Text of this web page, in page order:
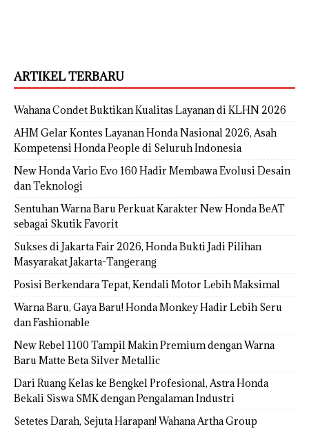
ARTIKEL TERBARU
Wahana Condet Buktikan Kualitas Layanan di KLHN 2026
AHM Gelar Kontes Layanan Honda Nasional 2026, Asah
Kompetensi Honda People di Seluruh Indonesia
New Honda Vario Evo 160 Hadir Membawa Evolusi Desain
dan Teknologi
Sentuhan Warna Baru Perkuat Karakter New Honda BeAT
sebagai Skutik Favorit
Sukses di Jakarta Fair 2026, Honda Bukti Jadi Pilihan
Masyarakat Jakarta-Tangerang
Posisi Berkendara Tepat, Kendali Motor Lebih Maksimal
Warna Baru, Gaya Baru! Honda Monkey Hadir Lebih Seru
dan Fashionable
New Rebel 1100 Tampil Makin Premium dengan Warna
Baru Matte Beta Silver Metallic
Dari Ruang Kelas ke Bengkel Profesional, Astra Honda
Bekali Siswa SMK dengan Pengalaman Industri
Setetes Darah, Sejuta Harapan! Wahana Artha Group